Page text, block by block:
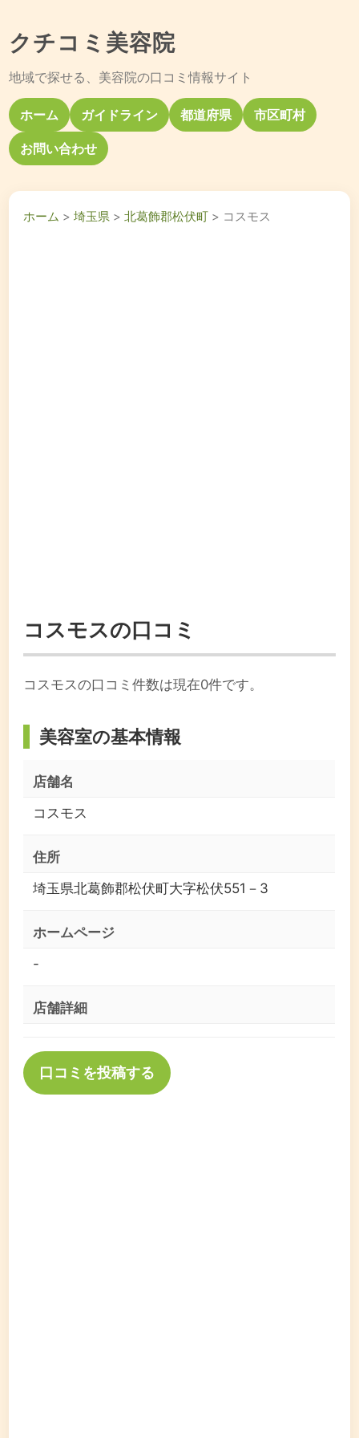
クチコミ美容院
地域で探せる、美容院の口コミ情報サイト
ホーム ガイドライン 都道府県 市区町村
お問い合わせ
ホーム >埼玉県 >北葛飾郡松伏町 > コスモス
コスモスの口コミ
コスモスの口コミ件数は現在0件です。
美容室の基本情報
店舗名
コスモス
住所
埼玉県北葛飾郡松伏町大字松伏551－3
ホームページ
-
店舗詳細
口コミを投稿する